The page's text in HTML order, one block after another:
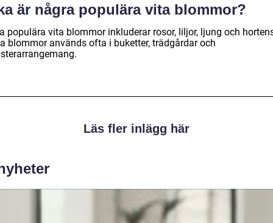
är några populära vita blommor?
populära vita blommor inkluderar rosor, liljor, ljung och
blommor används ofta i buketter, trädgårdar och
Läs fler inlägg här